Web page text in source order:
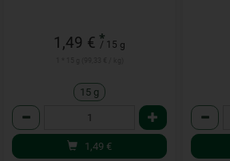
1,49 € *
/ 15 g
15 g
Anzahl
1,49 €
Anzahl